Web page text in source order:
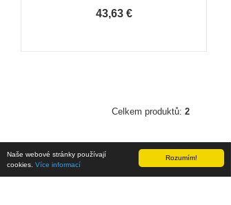
Rozumím!
Naše webové stránky používají
cookies. Více informací
43,63 €
Celkem produktů: 2
AKTUALITY